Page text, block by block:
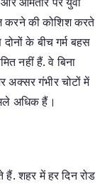
करने की कोशिश करते
के बीच गर्म बहस
नहीं हैं. वे बिना
गंभीर चोटों में
अधिक हैं।
शहर में हर दिन रोड